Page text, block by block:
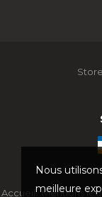
Nous
meilleure
Accueil Mentions